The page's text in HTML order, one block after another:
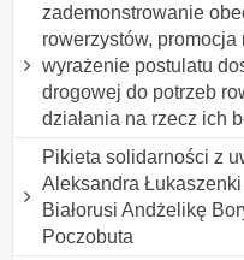
zademonstrowanie
rowerzystów,
wyrażenie postulatu
drogowej do potrzeb
działania na rzecz ich
Pikieta solidarności z
Aleksandra
Białorusi Andżelikę
Poczobuta